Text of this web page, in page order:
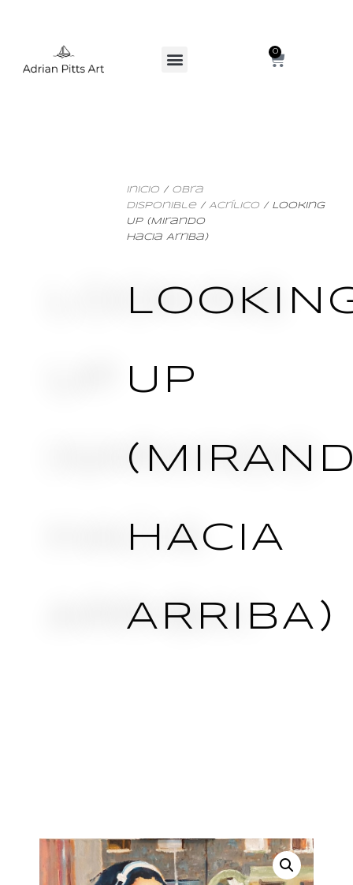
0
Inicio / Obra
Disponible/ Acrílico / Looking
Up (Mirando
Hacia Arriba)
UP
HACIA
ARRIBA)